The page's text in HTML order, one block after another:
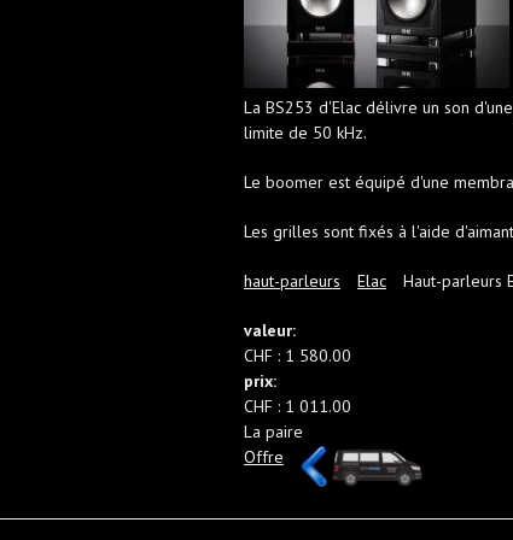
La BS253 d'Elac délivre un son
limite de 50 kHz.
Le boomer est équipé d'une
Les grilles sont fixés à l'aide
haut-parleurs Elac Haut-parleurs
valeur:
CHF : 1 580.00
prix:
CHF : 1 011.00
La paire
Offre